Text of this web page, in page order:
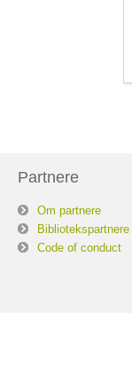
Partnere
Om partnere
Bibliotekspartnere
Code of conduct